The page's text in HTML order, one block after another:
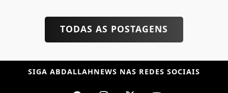
TODAS AS POSTAGENS
SIGA ABDALLAHNEWS NAS REDES SOCIAIS